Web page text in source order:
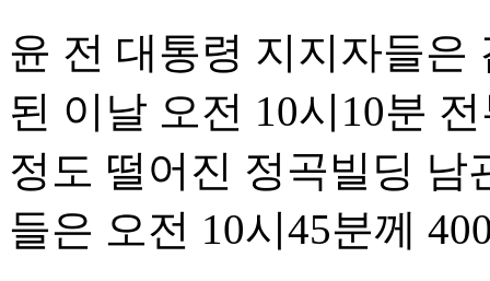
윤 전 대통령 지지자들은
된 이날 오전 10시10분
정도 떨어진 정곡빌딩 남
들은 오전 10시45분께